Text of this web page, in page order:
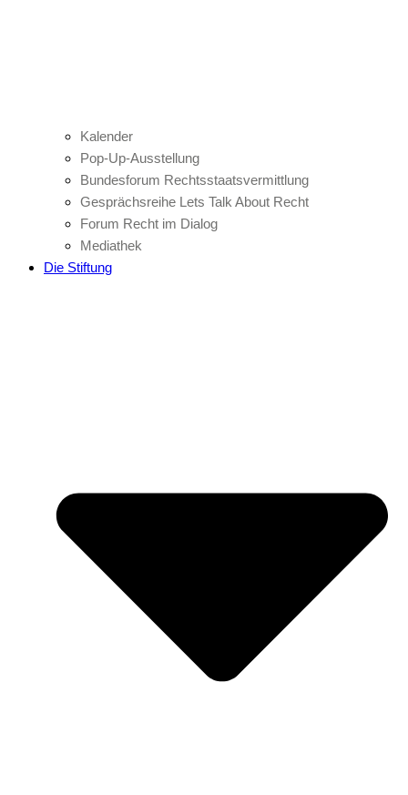
Kalender
Pop-Up-Ausstellung
Bundesforum Rechtsstaatsvermittlung
Gesprächsreihe Lets Talk About Recht
Forum Recht im Dialog
Mediathek
Die Stiftung